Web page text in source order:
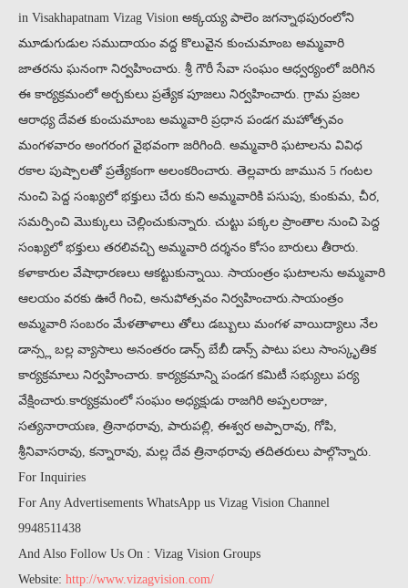
in Visakhapatnam Vizag Vision అక్కయ్య పాలెం జగన్నాథపురంలోని
మూడుగుడుల సముదాయం వద్ద కొలువైన కుంచుమాంబ అమ్మవారి
జాతరను ఘనంగా నిర్వహించారు. శ్రీ గౌరీ సేవా సంఘం ఆధ్వర్యంలో జరిగిన
ఈ కార్యక్రమంలో అర్చకులు ప్రత్యేక పూజలు నిర్వహించారు. గ్రామ ప్రజల
ఆరాధ్య దేవత కుంచుమాంబ అమ్మవారి ప్రధాన పండగ మహోత్సవం
మంగళవారం అంగరంగ వైభవంగా జరిగింది. అమ్మవారి ఘటాలను వివిధ
రకాల పుష్పాలతో ప్రత్యేకంగా అలంకరించారు. తెల్లవారు జామున 5 గంటల
నుంచి పెద్ద సంఖ్యలో భక్తులు చేరు కుని అమ్మవారికి పసుపు, కుంకుమ, చీర,
సమర్పించి మొక్కులు చెల్లించుకున్నారు. చుట్టు పక్కల ప్రాంతాల నుంచి పెద్ద
సంఖ్యలో భక్తులు తరలివచ్చి అమ్మవారి దర్శనం కోసం బారులు తీరారు.
కళాకారుల వేషాధారణలు ఆకట్టుకున్నాయి. సాయంత్రం ఘటాలను అమ్మవారి
ఆలయం వరకు ఊరే గించి, అనుపోత్సవం నిర్వహించారు.సాయంత్రం
అమ్మవారి సంబరం మేళతాళాలు తోలు డబ్బులు మంగళ వాయిద్యాలు నేల
డాన్స్ల బల్ల వ్యాసాలు అనంతరం డాన్స్ బేబీ డాన్స్ పాటు పలు సాంస్కృతిక
కార్యక్రమాలు నిర్వహించారు. కార్యక్రమాన్ని పండగ కమిటీ సభ్యులు పర్య
వేక్షించారు.కార్యక్రమంలో సంఘం అధ్యక్షుడు రాజగిరి అప్పలరాజు,
సత్యనారాయణ, త్రినాథరావు, పారుపల్లి, ఈశ్వర అప్పారావు, గోపి,
శ్రీనివాసరావు, కన్నారావు, మల్ల దేవ త్రినాథరావు తదితరులు పాల్గొన్నారు.
For Inquiries
For Any Advertisements WhatsApp us Vizag Vision Channel
9948511438
And Also Follow Us On : Vizag Vision Groups
Website: http://www.vizagvision.com/